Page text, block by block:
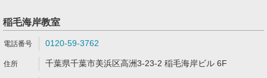
稲毛海岸教室
0120-59-3762
千葉県千葉市美浜区高洲3-23-2 稲毛海岸ビル 6F